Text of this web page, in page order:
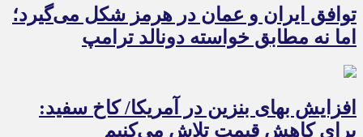
توافق ایران و عمان در هرمز شکل می‌گیرد؛
اما نه مطابق خواسته دونالد ترامپ
افزایش بهای بنزین در آمریکا/ کاخ سفید:
برای کاهش قیمت تلاش می‌کنیم